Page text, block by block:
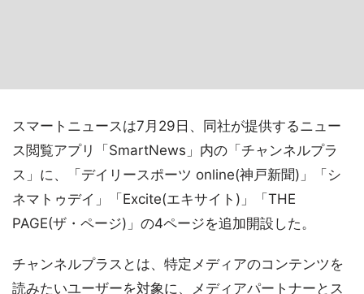
スマートニュースは7月29日、同社が提供するニュー
ス閲覧アプリ「SmartNews」内の「チャンネルプラ
ス」に、「デイリースポーツ online(神戸新聞)」「シ
ネマトゥデイ」「Excite(エキサイト)」「THE
PAGE(ザ・ページ)」の4ページを追加開設した。
チャンネルプラスとは、特定メディアのコンテンツを
読みたいユーザーを対象に、メディアパートナーとス